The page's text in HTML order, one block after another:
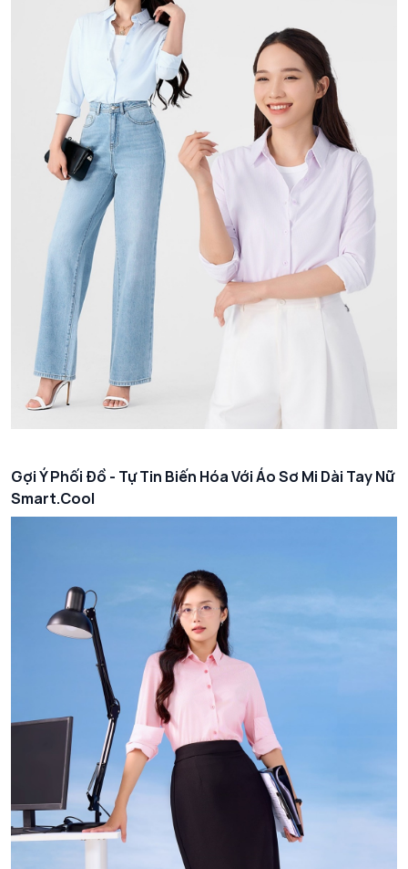
Gợi Ý Phối Đồ - Tự Tin Biến Hóa Với Áo Sơ Mi Dài Tay Nữ
Smart.Cool